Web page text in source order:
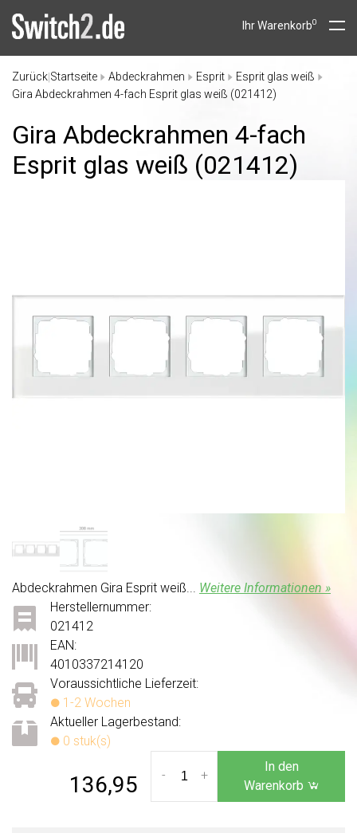
Ihr Warenkorb0
Zurück Startseite Abdeckrahmen Esprit
Esprit glas weiß
Gira Abdeckrahmen 4-fach Esprit glas weiß (021412)
Gira Abdeckrahmen 4-fach
Esprit glas weiß (021412)
Abdeckrahmen Gira Esprit weiß... Weitere Informationen »
Voraussichtliche Lieferzeit:
1-2 Wochen
Aktueller Lagerbestand:
0 stuk(s)
Herstellernummer:
021412
EAN:
4010337214120
136,95 +
-
In den
Warenkorb